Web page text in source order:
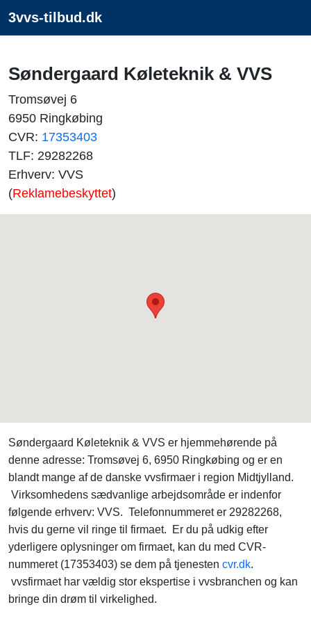
3vvs-tilbud.dk
Søndergaard Køleteknik & VVS
Tromsøvej 6
6950 Ringkøbing
CVR: 17353403
TLF: 29282268
Erhverv: VVS
(Reklamebeskyttet)
Søndergaard Køleteknik & VVS er hjemmehørende på
denne adresse: Tromsøvej 6, 6950 Ringkøbing og er en
blandt mange af de danske vvsfirmaer i region Midtjylland.
Virksomhedens sædvanlige arbejdsområde er indenfor
følgende erhverv: VVS. Telefonnummeret er 29282268,
hvis du gerne vil ringe til firmaet. Er du på udkig efter
yderligere oplysninger om firmaet, kan du med CVR-
nummeret (17353403) se dem på tjenesten cvr.dk.
vvsfirmaet har vældig stor ekspertise i vvsbranchen og kan
bringe din drøm til virkelighed.